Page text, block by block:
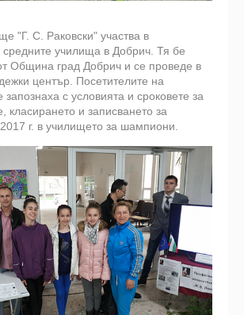
"Г. С. Раковски" участва в
училища в Добрич. Тя бе
Община град Добрич и се проведе в
център. Посетителите на
запознаха с условията и сроковете за
класирането и записването за
г. в училището за шампиони.